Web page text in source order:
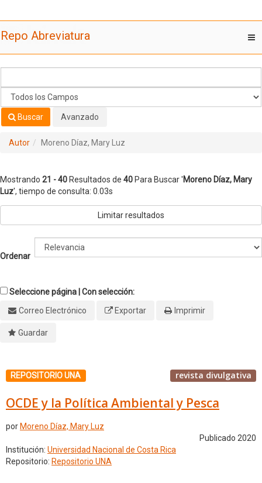
Luz'
Repo Abreviatura
Buscar Avanzado
Autor Moreno Díaz, Mary Luz
Mostrando 21 - 40 Resultados de 40 Para Buscar 'Moreno Díaz, Mary
Luz', tiempo de consulta: 0.03s
Limitar resultados
Ordenar
Seleccione página | Con selección:
Correo Electrónico
Exportar Imprimir
Guardar
REPOSITORIO UNA revista divulgativa
OCDE y la Política Ambiental y Pesca
por Moreno Díaz, Mary Luz
Publicado 2020
Institución: Universidad Nacional de Costa Rica
Repositorio: Repositorio UNA